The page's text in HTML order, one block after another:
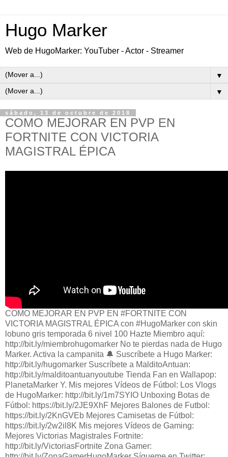
Hugo Marker
Web de HugoMarker: YouTuber - Actor - Streamer
▼
▼
sábado, 13 de octubre de 2018
COMO MEJORAR EN PVP EN
FORTNITE CON VICTORIA
MAGISTRAL ÉPICA
COMO MEJORAR EN PVP EN #FORTNITE CON
VICTORIA MAGISTRAL ÉPICA con #HugoMarker con skin
lobuno gris temporada 6 nivel 100 Hazte Miembro aquí:
http://bit.ly/miembrohugomarker No te pierdas nada de Hugo
Marker. Activa la campanita 🔔 Suscríbete a Hugo Marker:
http://bit.ly/hugomarker Suscríbete a MalditoAntuan:
http://bit.ly/malditoantuanyoutube Tienda Fan en Wallapop:
PlanetaMarker Y. Mis mejores Vídeos de Fútbol: Los Vlogs
de HugoMarker: http://bit.ly/1m7SYIO Unboxing Botas de
Fútbol: https://bit.ly/2JE9XhF Mejores Balones de Futbol:
https://bit.ly/2KnGVEb Mejores Camisetas de Fútbol:
https://bit.ly/2w2il8K Mis mejores Vídeos de Gaming:
Mejores Victorias Magistrales Fortnite:
http://bit.ly/VictoriasFortnite Zona Gamer: